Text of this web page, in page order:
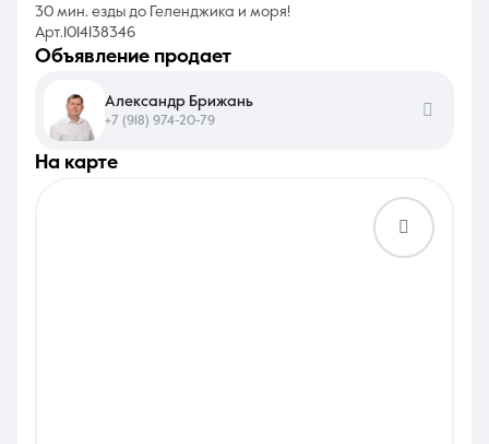
30 мин. езды до Геленджика и моря!
Арт.1014138346
на карте
объявление продает
Александр Брижань
+7 (918) 974-20-79